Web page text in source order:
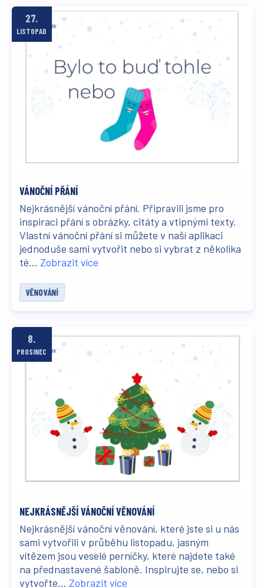
27.
LISTOPAD
VÁNOČNÍ PŘÁNÍ
Nejkrásnější vánoční přání. Připravili jsme pro
inspiraci přání s obrázky, citáty a vtipnými texty.
Vlastní vánoční přání si můžete v naší aplikaci
jednoduše sami vytvořit nebo si vybrat z několika
té... Zobrazit více
VĚNOVÁNÍ
8.
PROSINEC
NEJKRÁSNĚJŠÍ VÁNOČNÍ VĚNOVÁNÍ
Nejkrásnější vánoční věnování, které jste si u nás
sami vytvořili v průběhu listopadu, jasným
vítězem jsou veselé perníčky, které najdete také
na přednastavené šabloně. Inspirujte se, nebo si
vytvořte... Zobrazit více